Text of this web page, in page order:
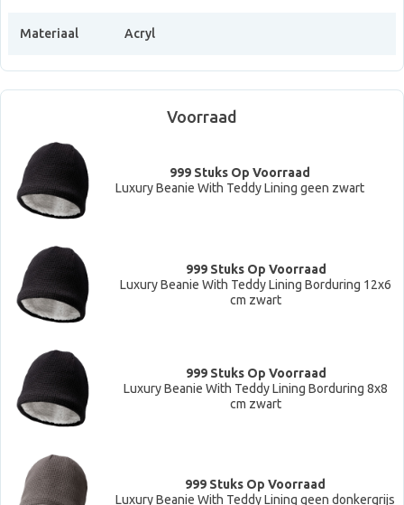
Materiaal Acryl
Voorraad
999 Stuks Op Voorraad
Luxury Beanie With Teddy Lining geen zwart
999 Stuks Op Voorraad
Luxury Beanie With Teddy Lining Borduring 12x6
cm zwart
999 Stuks Op Voorraad
Luxury Beanie With Teddy Lining Borduring 8x8
cm zwart
999 Stuks Op Voorraad
Luxury Beanie With Teddy Lining geen donkergrijs